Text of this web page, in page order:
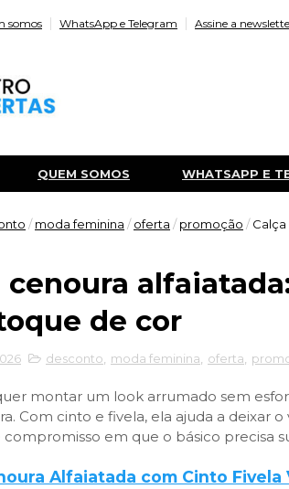
somos WhatsApp e Telegram Assine a
QUEM SOMOS WHATSAPP E
/ moda feminina / oferta / promoção /
cenoura
de cor
desconto moda feminina oferta
montar um look arrumado sem
Com cinto e fivela, ela ajuda a deixar
em que o básico precisa
Alfaiatada com Cinto Fivela